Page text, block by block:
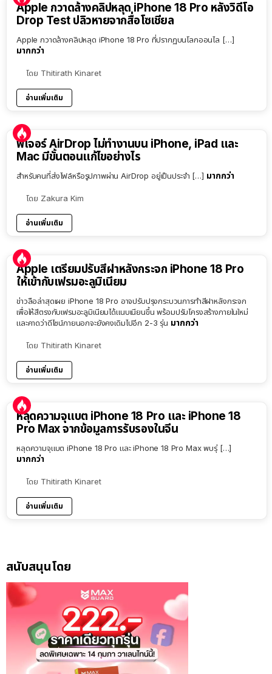
Apple กวาดล้างคลิปหลุด iPhone 18 Pro หลังวิดีโอ
Drop Test ปลิวหายจากสื่อโซเชียล
Apple กวาดล้างคลิปหลุด iPhone 18 Pro ที่ปรากฏบนโลกออนไล […]
มากกว่า
โดย Thitirath Kinaret
อ่านเพิ่มเติม
ฟีเจอร์ AirDrop ไม่ทำงานบน iPhone, iPad และ
Mac มีขั้นตอนแก้ไขอย่างไร
สำหรับคนที่ส่งไฟล์หรือรูปภาพผ่าน AirDrop อยู่เป็นประจำ […] มากกว่า
โดย Zakura Kim
อ่านเพิ่มเติม
Apple เตรียมปรับสีฝาหลังกระจก iPhone 18 Pro
ให้เข้ากับเฟรมอะลูมิเนียม
ข่าวลือล่าสุดเผย iPhone 18 Pro อาจปรับปรุงกระบวนการทำสีฝาหลังกระจก
เพื่อให้สีตรงกับเฟรมอะลูมิเนียมได้แนบเนียนขึ้น พร้อมปรับโครงสร้างภายในใหม่
และคาดว่าดีไซน์ภายนอกจะยังคงเดิมไปอีก 2-3 รุ่น มากกว่า
โดย Thitirath Kinaret
อ่านเพิ่มเติม
หลุดความจุแบต iPhone 18 Pro และ iPhone 18
Pro Max จากข้อมูลการรับรองในจีน
หลุดความจุแบต iPhone 18 Pro และ iPhone 18 Pro Max พบรุ่ […]
มากกว่า
โดย Thitirath Kinaret
อ่านเพิ่มเติม
สนับสนุนโดย